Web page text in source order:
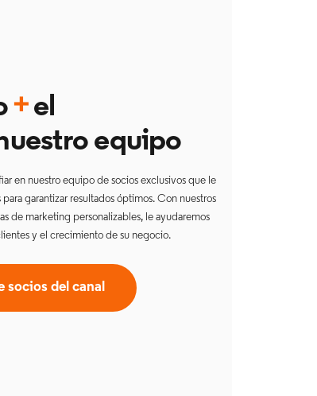
+el
equipo
en nuestro equipo de socios exclusivos que le
garantizar resultados óptimos. Con nuestros
de marketing personalizables, le ayudaremos
y el crecimiento de su negocio.
socios del canal